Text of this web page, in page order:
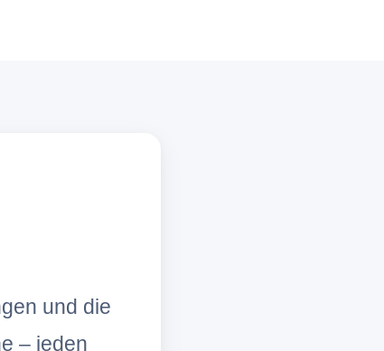
und die
– jeden